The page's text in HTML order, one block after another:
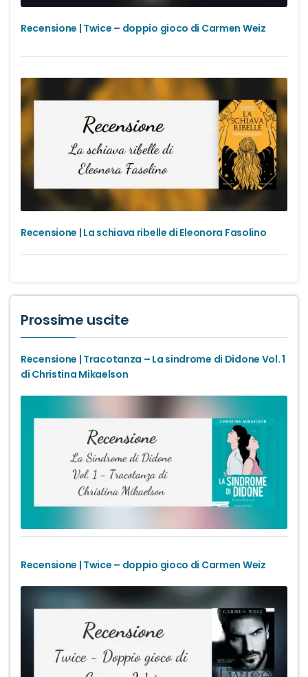
Recensione | Twice – doppio gioco di Carmen Weiz
Recensione | La schiava ribelle di Eleonora Fasolino
Prossime uscite
Recensione | Tracotanza – La sindrome di Didone Vol. 1
di Christina Mikaelson
Recensione | Twice – doppio gioco di Carmen Weiz